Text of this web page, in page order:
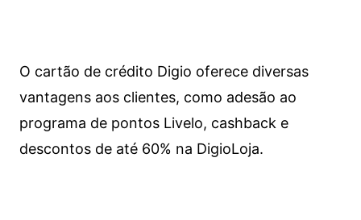
O cartão de crédito Digio oferece diversas
vantagens aos clientes, como adesão ao
programa de pontos Livelo, cashback e
descontos de até 60% na DigioLoja.